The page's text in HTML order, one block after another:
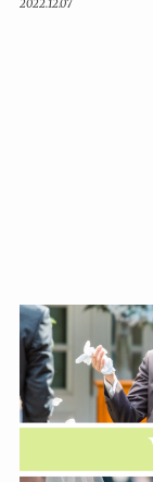
2022.12.07